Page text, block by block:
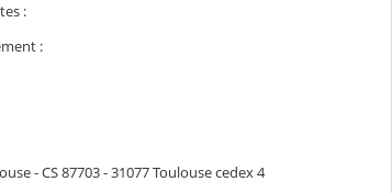
:
:
- CS 87703 - 31077 Toulouse cedex 4